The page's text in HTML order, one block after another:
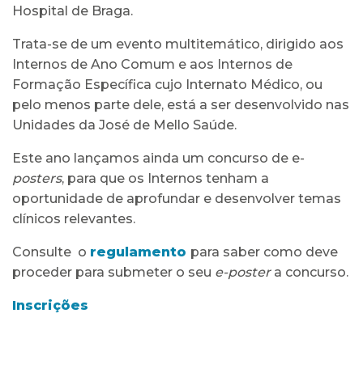
Hospital de Braga.
Trata-se de um evento multitemático, dirigido aos
Internos de Ano Comum e aos Internos de
Formação Específica cujo Internato Médico, ou
pelo menos parte dele, está a ser desenvolvido nas
Unidades da José de Mello Saúde.
Este ano lançamos ainda um concurso de e-
posters, para que os Internos tenham a
oportunidade de aprofundar e desenvolver temas
clínicos relevantes.
Consulte o regulamento para saber como deve
proceder para submeter o seu e-postera concurso.
Inscrições